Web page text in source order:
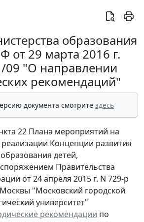
образования
от 29 марта 2016 г.
09 "О направлении
рекомендаций"
документа смотрите здесь
22 Плана мероприятий на
Концепции развития
детей,
Правительства
от 24 апреля 2015 г. N 729-р
"Московский городской
университет"
рекомендации по